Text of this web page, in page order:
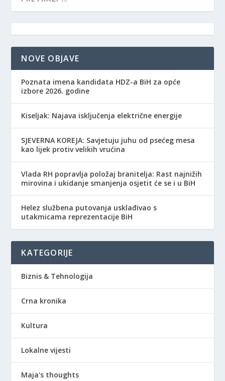
NOVE OBJAVE
Poznata imena kandidata HDZ-a BiH za opće
izbore 2026. godine
Kiseljak: Najava isključenja električne energije
SJEVERNA KOREJA: Savjetuju juhu od psećeg mesa
kao lijek protiv velikih vrućina
Vlada RH popravlja položaj branitelja: Rast najnižih
mirovina i ukidanje smanjenja osjetit će se i u BiH
Helez službena putovanja usklađivao s
utakmicama reprezentacije BiH
KATEGORIJE
Biznis & Tehnologija
Crna kronika
Kultura
Lokalne vijesti
Maja's thoughts